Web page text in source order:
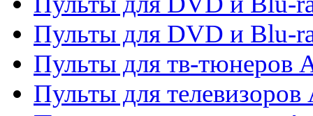
Пульты для DVD и Blu-
Пульты для тв-тюнеров
Пульты для телевизоров